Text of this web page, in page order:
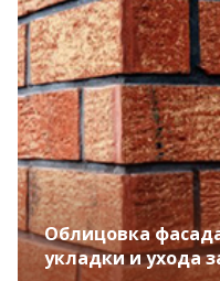
Облицовка
укладки и ухода